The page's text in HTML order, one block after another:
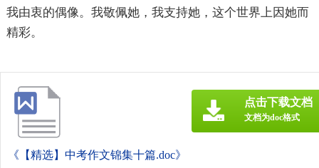
我由衷的偶像。我敬佩她，我支持她，这个世界上因她而
精彩。
《【精选】中考作文锦集十篇.doc》
点击下载文档
文档为doc格式